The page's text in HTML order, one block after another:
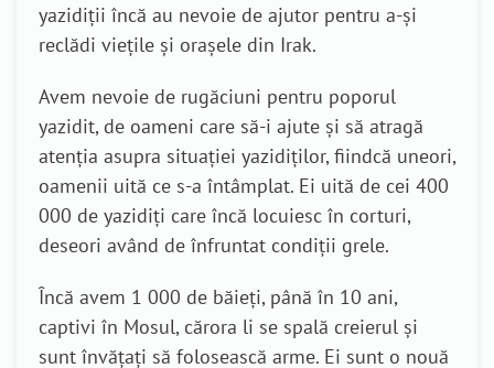
yazidiții încă au nevoie de ajutor pentru a-și
reclădi viețile și orașele din Irak.
Avem nevoie de rugăciuni pentru poporul
yazidit, de oameni care să-i ajute și să atragă
atenția asupra situației yazidiților, fiindcă uneori,
oamenii uită ce s-a întâmplat. Ei uită de cei 400
000 de yazidiți care încă locuiesc în corturi,
deseori având de înfruntat condiții grele.
Încă avem 1 000 de băieți, până în 10 ani,
captivi în Mosul, cărora li se spală creierul și
sunt învățați să folosească arme. Ei sunt o nouă